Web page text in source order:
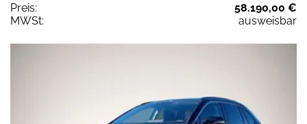
Preis:
58.190,00 €
MWSt:
ausweisbar